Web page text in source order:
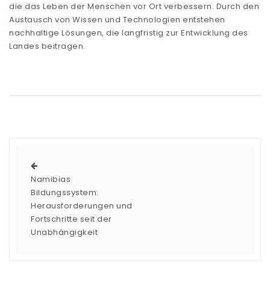
die das Leben der Menschen vor Ort verbessern. Durch den
Austausch von Wissen und Technologien entstehen
nachhaltige Lösungen, die langfristig zur Entwicklung des
Landes beitragen.
Namibias
Bildungssystem:
Herausforderungen und
Fortschritte seit der
Unabhängigkeit